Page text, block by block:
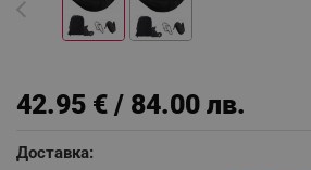
42.95 € / 84.00 лв.
Доставка: